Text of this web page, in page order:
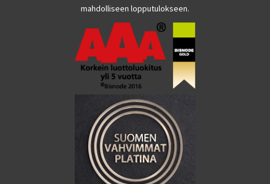
mahdolliseen lopputulokseen.